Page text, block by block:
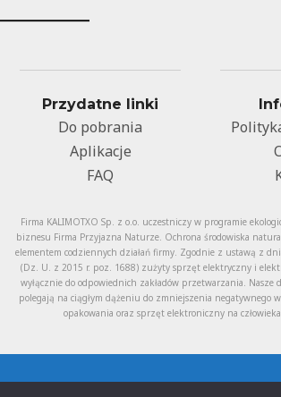
Przydatne linki
Do pobrania
Aplikacje
FAQ
Firma KALIMOTXO Sp. z o.o. uczestniczy w programie
biznesu Firma Przyjazna Naturze. Ochrona środowiska
elementem codziennych działań firmy. Zgodnie z ustawą z
(Dz. U. z 2015 r. poz. 1688) zużyty sprzęt elektryczny i
wyłącznie do odpowiednich zakładów przetwarzania. Nasze
polegają na ciągłym dążeniu do zmniejszenia negatywnego
opakowania oraz sprzęt elektroniczny na